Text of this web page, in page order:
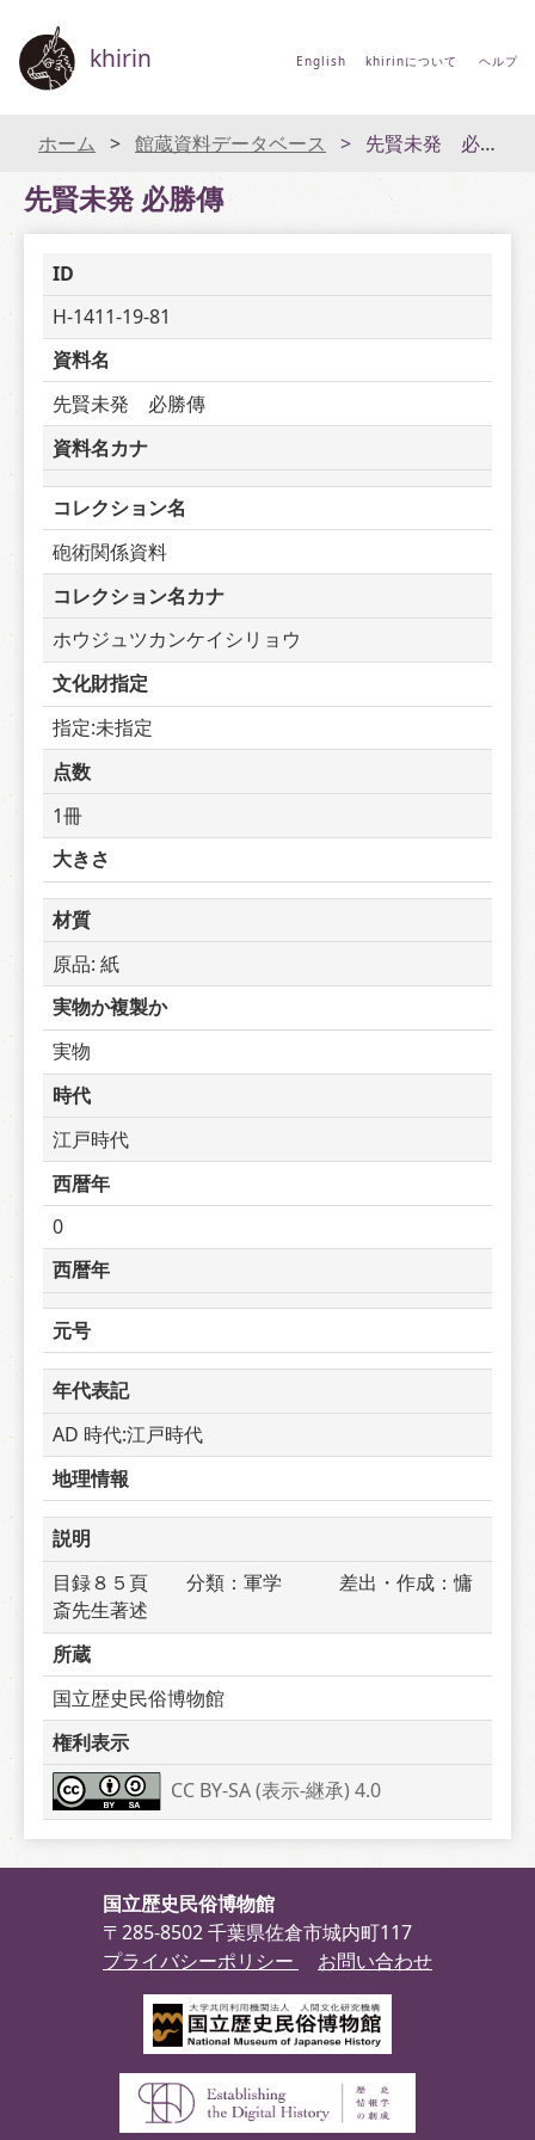
khirin English khirinについて ヘルプ
ホーム 館蔵資料データベース 先賢未発 必勝傳
先賢未発 必勝傳
ID
H-1411-19-81
資料名
先賢未発　必勝傳
資料名カナ
コレクション名
砲術関係資料
コレクション名カナ
ホウジュツカンケイシリョウ
文化財指定
指定:未指定
点数
1冊
大きさ
材質
原品: 紙
実物か複製か
実物
時代
江戸時代
西暦年
0
西暦年
元号
年代表記
AD 時代:江戸時代
地理情報
説明
目録８５頁　　分類：軍学　　　差出・作成：慵
斎先生著述
所蔵
国立歴史民俗博物館
権利表示
CC BY-SA (表示-継承) 4.0
国立歴史民俗博物館
〒285-8502 千葉県佐倉市城内町117
プライバシーポリシー
お問い合わせ